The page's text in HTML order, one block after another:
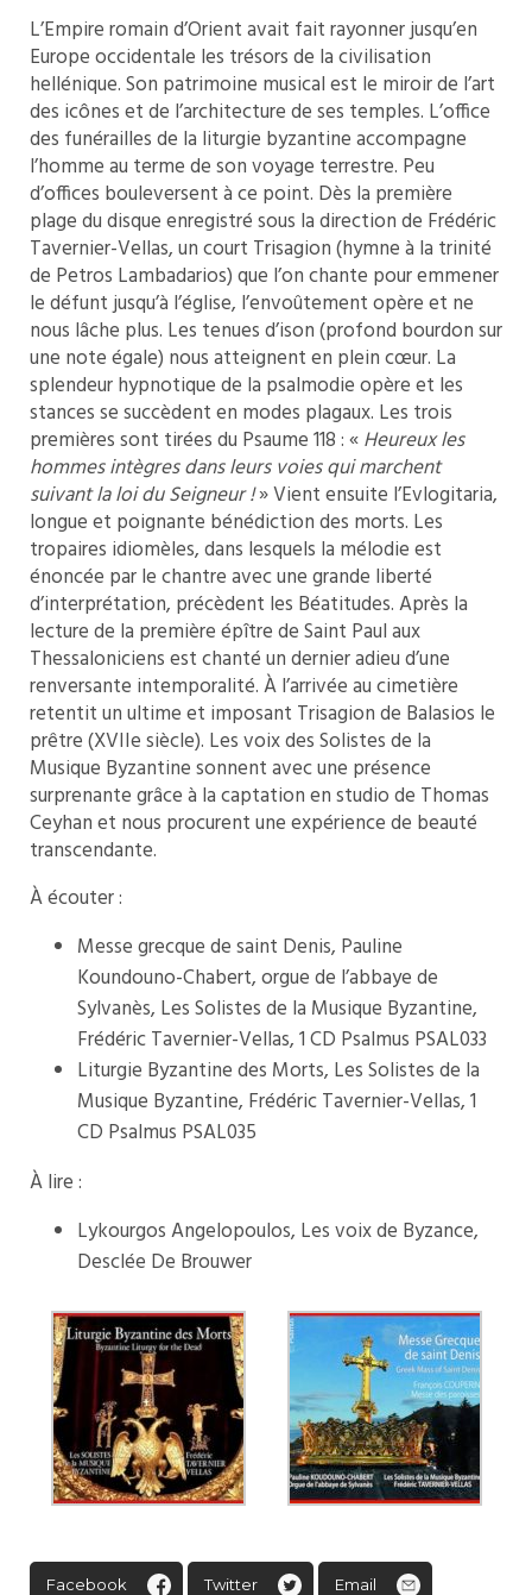
L’Empire romain d’Orient avait fait rayonner jusqu’en
Europe occidentale les trésors de la civilisation
hellénique. Son patrimoine musical est le miroir de l’art
des icônes et de l’architecture de ses temples. L’office
des funérailles de la liturgie byzantine accompagne
l’homme au terme de son voyage terrestre. Peu
d’offices bouleversent à ce point. Dès la première
plage du disque enregistré sous la direction de Frédéric
Tavernier-Vellas, un court Trisagion (hymne à la trinité
de Petros Lambadarios) que l’on chante pour emmener
le défunt jusqu’à l’église, l’envoûtement opère et ne
nous lâche plus. Les tenues d’ison (profond bourdon sur
une note égale) nous atteignent en plein cœur. La
splendeur hypnotique de la psalmodie opère et les
stances se succèdent en modes plagaux. Les trois
premières sont tirées du Psaume 118 : «Heureux les
hommes intègres dans leurs voies qui marchent
suivant la loi du Seigneur !» Vient ensuite l’Evlogitaria,
longue et poignante bénédiction des morts. Les
tropaires idiomèles, dans lesquels la mélodie est
énoncée par le chantre avec une grande liberté
d’interprétation, précèdent les Béatitudes. Après la
lecture de la première épître de Saint Paul aux
Thessaloniciens est chanté un dernier adieu d’une
renversante intemporalité. À l’arrivée au cimetière
retentit un ultime et imposant Trisagion de Balasios le
prêtre (XVIIe siècle). Les voix des Solistes de la
Musique Byzantine sonnent avec une présence
surprenante grâce à la captation en studio de Thomas
Ceyhan et nous procurent une expérience de beauté
transcendante.
À écouter :
Messe grecque de saint Denis, Pauline
Koundouno-Chabert, orgue de l’abbaye de
Sylvanès, Les Solistes de la Musique Byzantine,
Frédéric Tavernier-Vellas, 1 CD Psalmus PSAL033
Liturgie Byzantine des Morts, Les Solistes de la
Musique Byzantine, Frédéric Tavernier-Vellas, 1
CD Psalmus PSAL035
À lire :
Lykourgos Angelopoulos, Les voix de Byzance,
Desclée De Brouwer
Facebook Twitter Email